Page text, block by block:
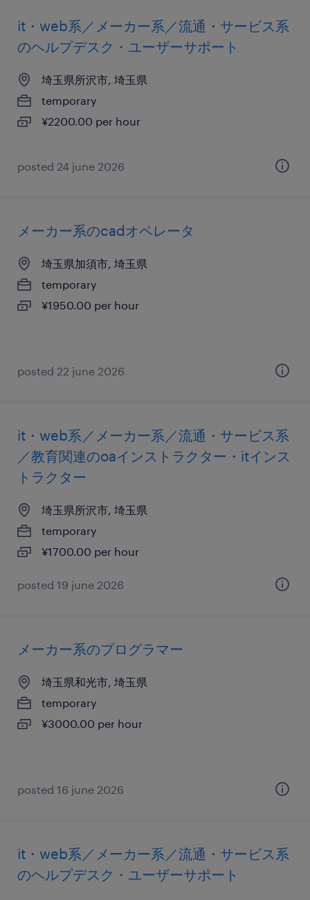
it・web系／メーカー系／流通・サービス系
のヘルプデスク・ユーザーサポート
埼玉県所沢市, 埼玉県
temporary
¥2200.00 per hour
posted 24 june 2026
メーカー系のcadオペレータ
埼玉県加須市, 埼玉県
temporary
¥1950.00 per hour
posted 22 june 2026
it・web系／メーカー系／流通・サービス系
／教育関連のoaインストラクター・itインス
トラクター
埼玉県所沢市, 埼玉県
temporary
¥1700.00 per hour
posted 19 june 2026
メーカー系のプログラマー
埼玉県和光市, 埼玉県
temporary
¥3000.00 per hour
posted 16 june 2026
it・web系／メーカー系／流通・サービス系
のヘルプデスク・ユーザーサポート